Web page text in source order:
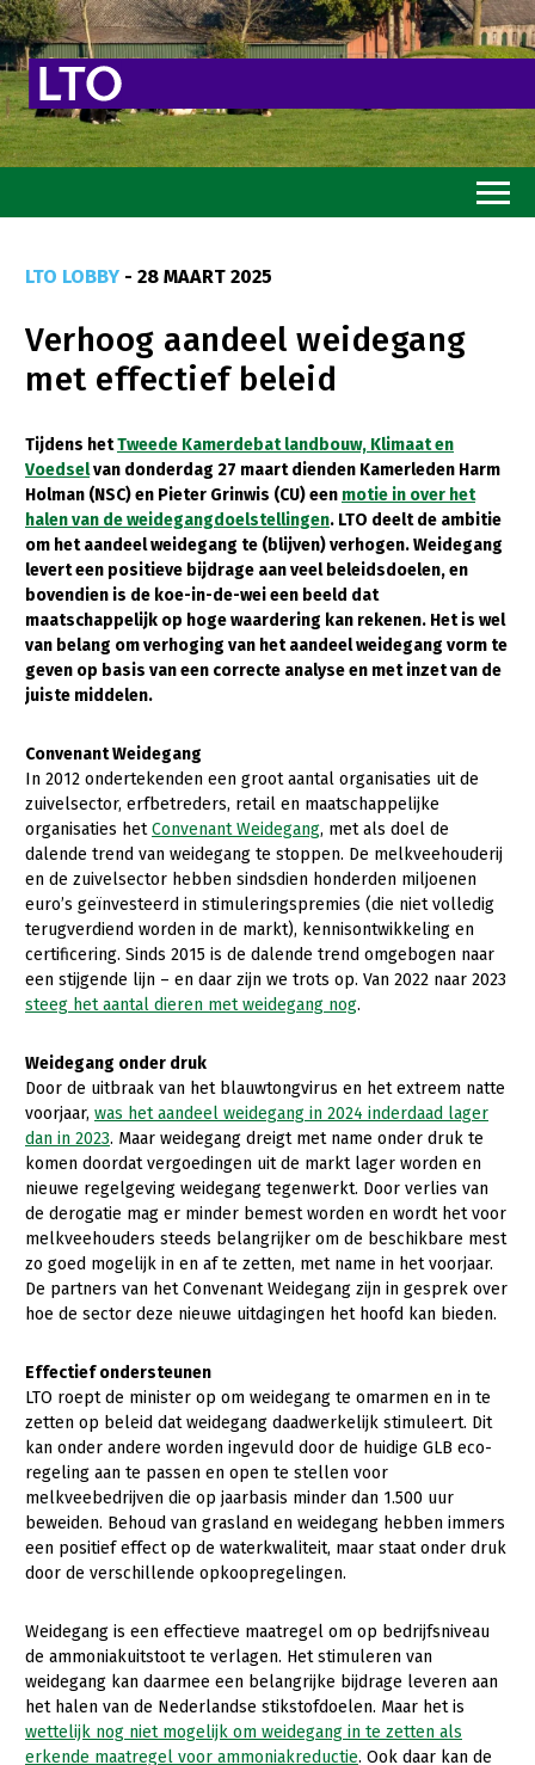
Goed eten
Mooi groen
Sterk ondernemerschap
Transitiepaden
Thema’s
Gezonde planten
Gezonde dieren
Natuur, klimaat en energie
Bodem en water
Platteland en omgeving
Mens, ondernemerschap en onderwijs
Internationaal
Sectoren
Dier
Biologische Landbouw
Geitenhouderij
Kalverhouderij
Konijnenhouderij
Melkveehouderij
Paardenhouderij
Pluimveehouderij
Schapenhouderij
Varkenshouderij
Vleesveehouderij
Plant
Akkerbouw
Biologische Landbouw
Bollenteelt
Bomen, vaste planten en zomerbloemen
Fruitteelt
Glastuinbouw
Paddenstoelen
Vollegrondsgroente
Multifunctionele landbouw
Multifunctioneel
Vrouw en Bedrijf
Onderwerpen
Nieuws
Nieuwsabonnement
Webinars
Over LTO
LTO Nederland
Bestuur en Directie
Medewerkers
Vakgroepbestuurders
Jaarverslag 2023
Vacatures
Pers
Contact
LTO LOBBY - 28 MAART 2025
Verhoog aandeel weidegang
met effectief beleid
Tijdens hetTweede Kamerdebat landbouw, Klimaat en
Voedselvan donderdag 27 maart dienden Kamerleden Harm
Holman (NSC) en Pieter Grinwis (CU) een motie in over het
halen van de weidegangdoelstellingen. LTO deelt de ambitie
om het aandeel weidegang te (blijven) verhogen. Weidegang
levert een positieve bijdrage aan veel beleidsdoelen, en
bovendien is de koe-in-de-wei een beeld dat
maatschappelijk op hoge waardering kan rekenen. Het is wel
van belang om verhoging van het aandeel weidegang vorm te
geven op basis van een correcte analyse en met inzet van de
juiste middelen.
Convenant Weidegang
In 2012 ondertekenden een groot aantal organisaties uit de
zuivelsector, erfbetreders, retail en maatschappelijke
organisaties hetConvenant Weidegang, met als doel de
dalende trend van weidegang te stoppen. De melkveehouderij
en de zuivelsector hebben sindsdien honderden miljoenen
euro’s geïnvesteerd in stimuleringspremies (die niet volledig
terugverdiend worden in de markt), kennisontwikkeling en
certificering. Sinds 2015 is de dalende trend omgebogen naar
een stijgende lijn – en daar zijn we trots op. Van 2022 naar 2023
steeg het aantal dieren met weidegang nog.
Weidegang onder druk
Door de uitbraak van het blauwtongvirus en het extreem natte
voorjaar, was het aandeel weidegang in 2024 inderdaad lager
dan in 2023. Maar weidegang dreigt met name onder druk te
komen doordat vergoedingen uit de markt lager worden en
nieuwe regelgeving weidegang tegenwerkt. Door verlies van
de derogatie mag er minder bemest worden en wordt het voor
melkveehouders steeds belangrijker om de beschikbare mest
zo goed mogelijk in en af te zetten, met name in het voorjaar.
De partners van het Convenant Weidegang zijn in gesprek over
hoe de sector deze nieuwe uitdagingen het hoofd kan bieden.
Effectief ondersteunen
LTO roept de minister op om weidegang te omarmen en in te
zetten op beleid dat weidegang daadwerkelijk stimuleert. Dit
kan onder andere worden ingevuld door de huidige GLB eco-
regeling aan te passen en open te stellen voor
melkveebedrijven die op jaarbasis minder dan 1.500 uur
beweiden. Behoud van grasland en weidegang hebben immers
een positief effect op de waterkwaliteit, maar staat onder druk
door de verschillende opkoopregelingen.
Weidegang is een effectieve maatregel om op bedrijfsniveau
de ammoniakuitstoot te verlagen. Het stimuleren van
weidegang kan daarmee een belangrijke bijdrage leveren aan
het halen van de Nederlandse stikstofdoelen. Maar het is
wettelijk nog niet mogelijk om weidegang in te zetten als
erkende maatregel voor ammoniakreductie. Ook daar kan de